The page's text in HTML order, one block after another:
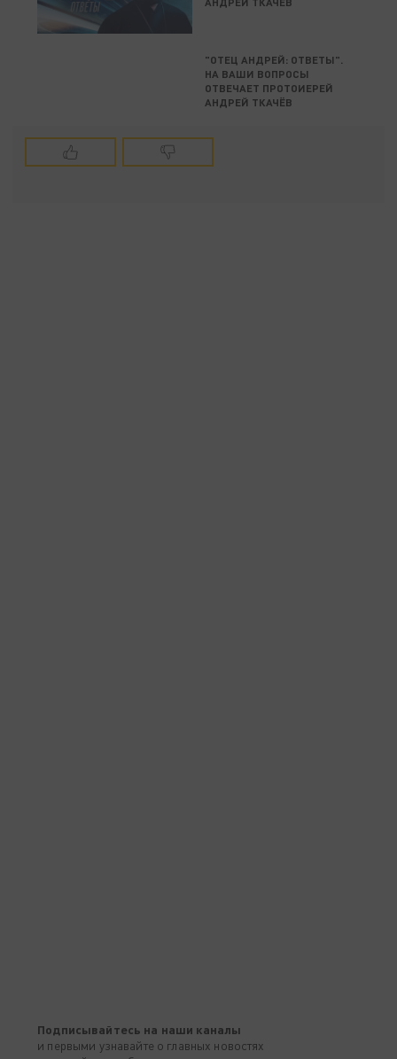
"ОТЕЦ АНДРЕЙ: ОТВЕТЫ".
НА ВАШИ ВОПРОСЫ
ОТВЕЧАЕТ ПРОТОИЕРЕЙ
АНДРЕЙ ТКАЧЁВ
Подписывайтесь на наши каналы
и первыми узнавайте о главных новостях